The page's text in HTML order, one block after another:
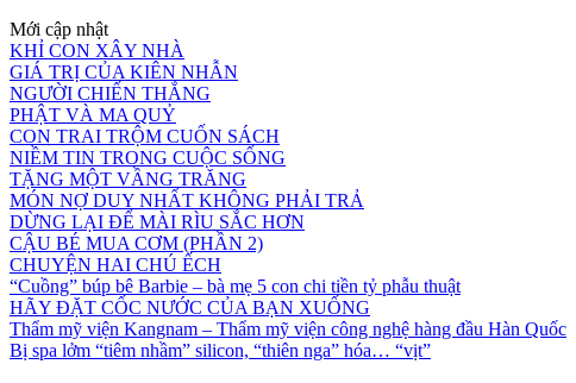
Mới cập nhật
KHỈ CON XÂY NHÀ
GIÁ TRỊ CỦA KIÊN NHẪN
NGƯỜI CHIẾN THẮNG
PHẬT VÀ MA QUỶ
CON TRAI TRỘM CUỐN SÁCH
NIỀM TIN TRONG CUỘC SỐNG
TẶNG MỘT VẦNG TRĂNG
MÓN NỢ DUY NHẤT KHÔNG PHẢI TRẢ
DỪNG LẠI ĐỂ MÀI RÌU SẮC HƠN
CẬU BÉ MUA CƠM (PHẦN 2)
CHUYỆN HAI CHÚ ẾCH
“Cuồng” búp bê Barbie – bà mẹ 5 con chi tiền tỷ phẫu thuật
HÃY ĐẶT CỐC NƯỚC CỦA BẠN XUỐNG
Thẩm mỹ viện Kangnam – Thẩm mỹ viện công nghệ hàng đầu Hàn Quốc
Bị spa lởm “tiêm nhầm” silicon, “thiên nga” hóa… “vịt”